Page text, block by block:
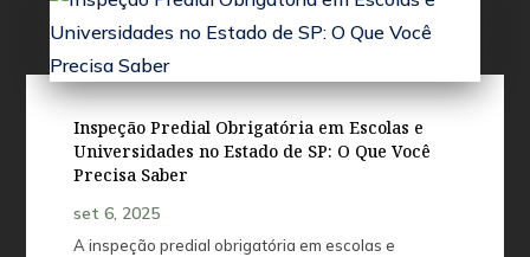
Inspeção Predial Obrigatória em Escolas e
Universidades no Estado de SP: O Que Você
Precisa Saber
set 6, 2025
A inspeção predial obrigatória em escolas e